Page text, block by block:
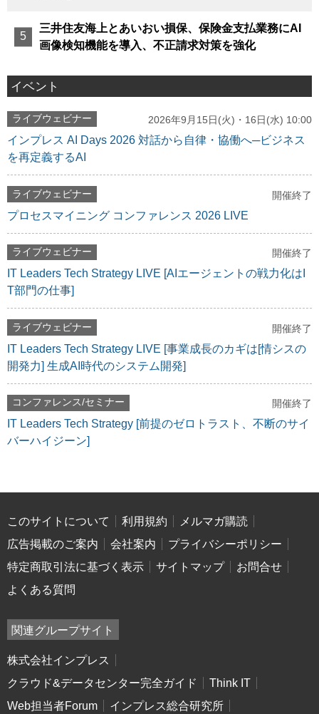
三井住友海上とあいおい損保、保険金支払業務にAI
画像検知機能を導入、不正請求対策を強化
イベント
ライブウェビナー 2026年9月15日(火)・16日(水) 10:00
インプレス AI Days 2026 対話から自律・協働へ─ビジネス
を再定義するAI
ライブウェビナー 開催終了
プロセスマイニング コンファレンス 2026 LIVE
ライブウェビナー 開催終了
IT Leaders Tech Strategy LIVE [AIエージェントの戦力化はI
T部門の仕事]
ライブウェビナー 開催終了
IT Leaders Tech Strategy LIVE [事業成長のカギは[情シスの
開発力] 生成AI時代のシステム開発]
コンファレンス/セミナー 開催終了
IT Leaders Tech Strategy [前提のゼロトラスト、不断のサイ
バーハイジーン]
このサイトについて 利用規約
メルマガ購読
広告掲載のご案内
会社案内
プライバシーポリシー
特定商取引法に基づく表示
サイトマップ
お問合せ
よくある質問
関連グループサイト
株式会社インプレス
クラウド&データセンター完全ガイド
Think IT
Web担当者Forum
インプレス総合研究所